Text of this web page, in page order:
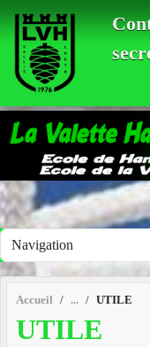
Accueil UTILE
UTILE
Panneau de gestion des